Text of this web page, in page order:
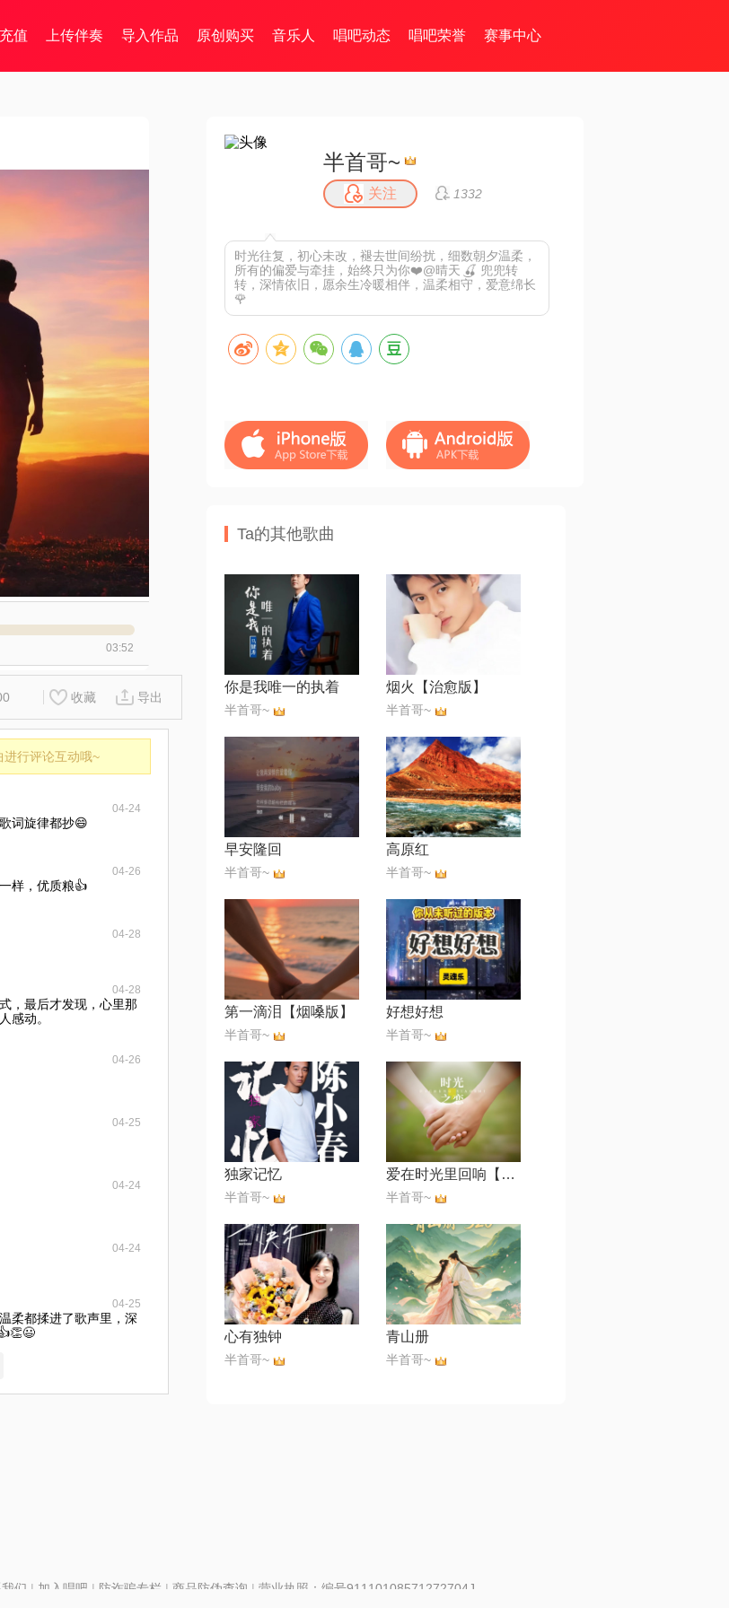
值 上传伴奏 导入作品 原创购买 音乐人 唱吧动态 唱吧荣誉 赛事中心
03:52
收藏 导出
进行评论互动哦~
04-24
词旋律都抄😄
04-26
样，优质粮👍
04-28
04-28
，最后才发现，心里那
感动。
04-26
04-25
04-24
04-24
04-25
柔都揉进了歌声里，深
半首哥~
关注 1332
时光往复，初心未改，褪去世间纷扰，细数朝夕温柔，
所有的偏爱与牵挂，始终只为你❤️@晴天 ͜🍒 兜兜转
转，深情依旧，愿余生冷暖相伴，温柔相守，爱意绵长
🌹
Ta的其他歌曲
你是我唯一的执着
半首哥~
烟火【治愈版】
半首哥~
早安隆回
半首哥~
高原红
半首哥~
第一滴泪【烟嗓版】
半首哥~
好想好想
半首哥~
独家记忆
半首哥~
爱在时光里回响【男声版】
半首哥~
心有独钟
半首哥~
青山册
半首哥~
们 | 加入唱吧 | 防诈骗专栏 | 商品防伪查询 | 营业执照：编号91110108571272704J